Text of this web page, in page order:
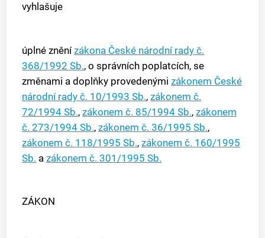
vyhlašuje
úplné zněnízákona České národní rady č.
368/1992 Sb., o správních poplatcích, se
změnami a doplňky provedenýmizákonem České
národní rady č. 10/1993 Sb.,zákonem č.
72/1994 Sb.,zákonem č. 85/1994 Sb.,zákonem
č. 273/1994 Sb.,zákonem č. 36/1995 Sb.,
zákonem č. 118/1995 Sb.,zákonem č. 160/1995
Sb. azákonem č. 301/1995 Sb.
ZÁKON